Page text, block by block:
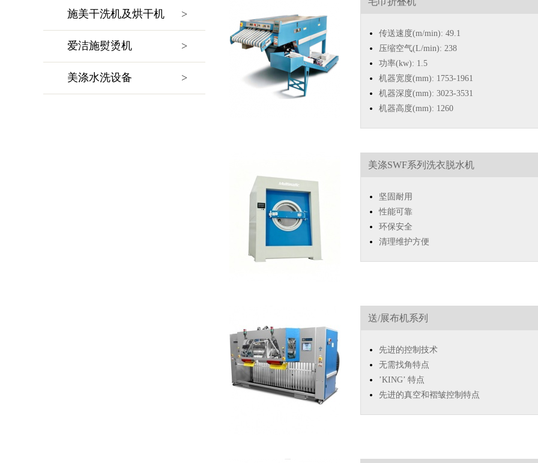
>
施美干洗机及烘干机
>
爱洁施熨烫机
>
美涤水洗设备
传送速度(m/min): 49.1
压缩空气(L/min): 238
功率(kw): 1.5
机器宽度(mm): 1753-1961
机器深度(mm): 3023-3531
机器高度(mm): 1260
美涤SWF系列洗衣脱水机
坚固耐用
性能可靠
环保安全
清理维护方便
送/展布机系列
先进的控制技术
无需找角特点
’KING’ 特点
先进的真空和褶皱控制特点